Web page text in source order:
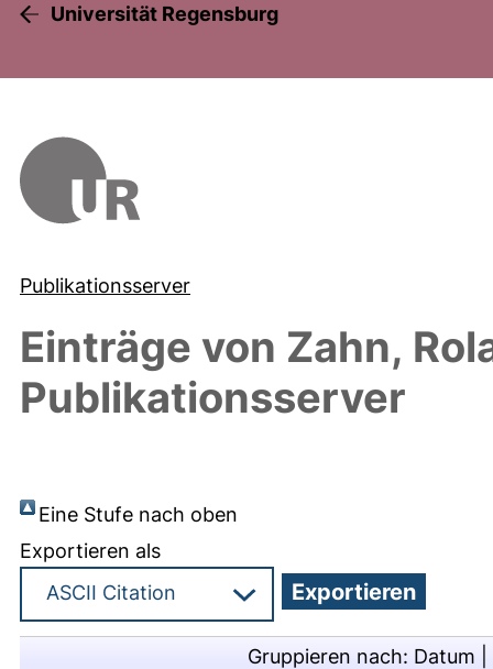
Universität Regensburg
Publikationsserver
Einträge von Zahn,
Publikationsserver
Eine Stufe nach oben
Exportieren als
Gruppieren nach: Datum